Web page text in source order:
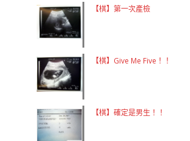
【棋】第一次產檢
【棋】Give Me Five！！
【棋】確定是男生！！